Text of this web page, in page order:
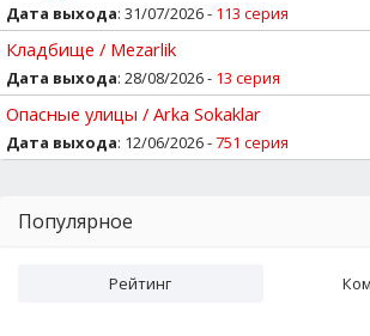
Дата выхода: 31/07/2026 - 113 серия
Кладбище / Mezarlik
Дата выхода: 28/08/2026 - 13 серия
Опасные улицы / Arka Sokaklar
Дата выхода: 12/06/2026 -751 серия
Популярное
Рейтинг